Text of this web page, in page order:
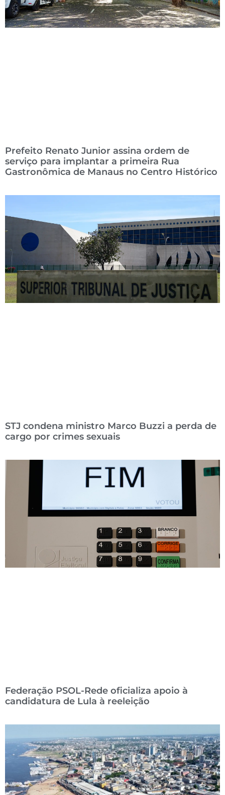
Prefeito Renato Junior assina ordem de
serviço para implantar a primeira Rua
Gastronômica de Manaus no Centro Histórico
STJ condena ministro Marco Buzzi a perda de
cargo por crimes sexuais
Federação PSOL-Rede oficializa apoio à
candidatura de Lula à reeleição